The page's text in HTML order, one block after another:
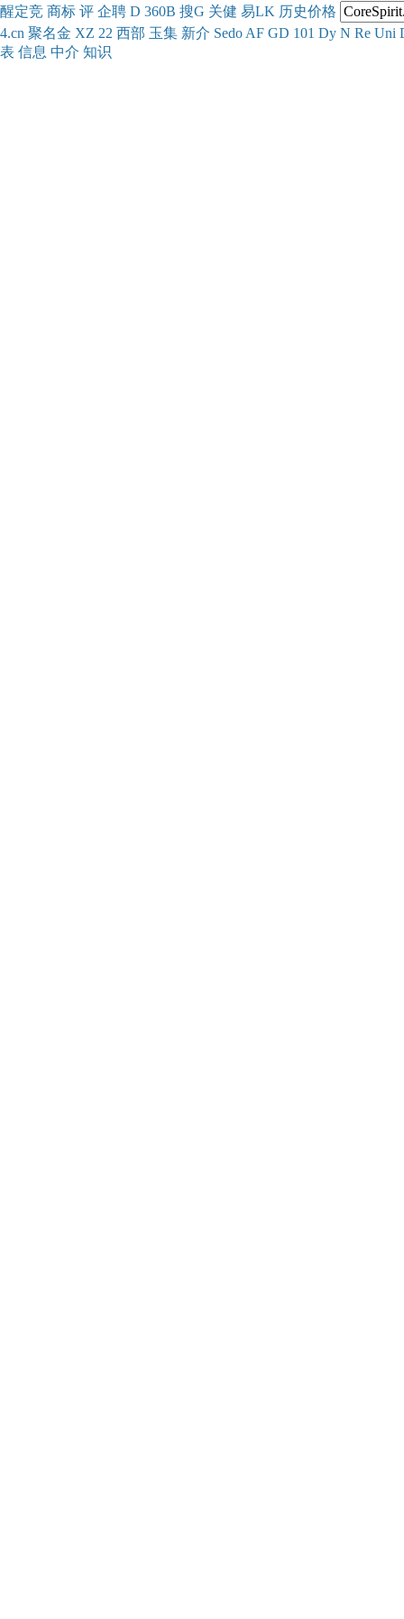
醒定竞 商标 评 企聘 D 360B 搜G 关健 易LK 历史价格
4.cn 聚名金 XZ 22 西部 玉集 新介 Sedo AF GD 101 Dy N Re Uni
表 信息 中介 知识